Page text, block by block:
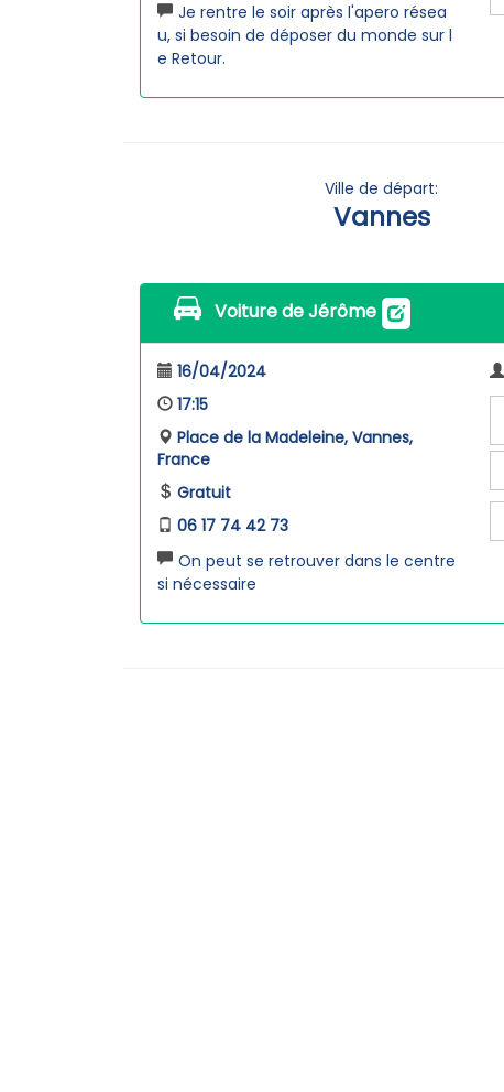
Je rentre le soir après l'apero résea
u, si besoin de déposer du monde sur l
e Retour.
Ville de départ:
Vannes
Voiture de Jérôme
16/04/2024
17:15
Place de la Madeleine, Vannes,
France
Gratuit
06 17 74 42 73
On peut se retrouver dans le centre
si nécessaire